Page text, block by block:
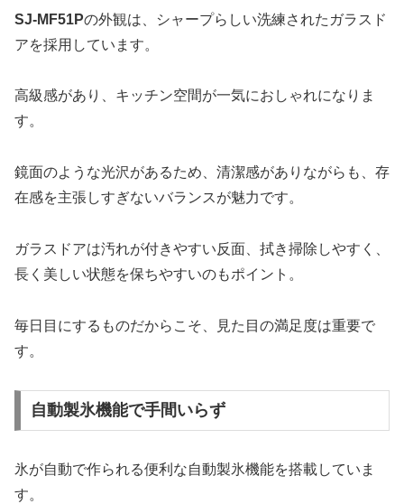
SJ-MF51Pの外観は、シャープらしい洗練されたガラスド
アを採用しています。
高級感があり、キッチン空間が一気におしゃれになりま
す。
鏡面のような光沢があるため、清潔感がありながらも、存
在感を主張しすぎないバランスが魅力です。
ガラスドアは汚れが付きやすい反面、拭き掃除しやすく、
長く美しい状態を保ちやすいのもポイント。
毎日目にするものだからこそ、見た目の満足度は重要で
す。
自動製氷機能で手間いらず
氷が自動で作られる便利な自動製氷機能を搭載していま
す。